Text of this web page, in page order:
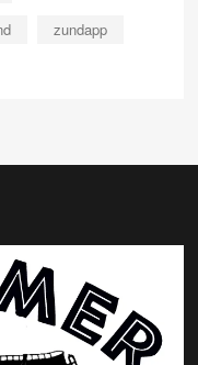
zundapp